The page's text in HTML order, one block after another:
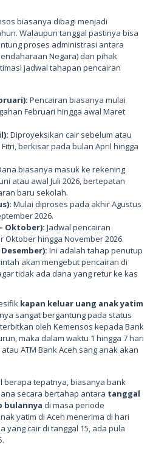
biasanya dibagi menjadi
Walaupun tanggal pastinya bisa
proses administrasi antara
Negara) dan pihak
jadwal tahapan pencairan
Pencairan biasanya mulai
Februari hingga awal Maret
Diproyeksikan cair sebelum atau
berkisar pada bulan April hingga
biasanya masuk ke rekening
atau awal Juli 2026, bertepatan
baru sekolah.
Mulai diproses pada akhir Agustus
2026.
Oktober): Jadwal pencairan
hingga November 2026.
Ini adalah tahap penutup
akan mengebut pencairan di
tidak ada dana yang retur ke kas
kapan keluar uang anak yatim
sangat bergantung pada status
oleh Kemensos kepada Bank
maka dalam waktu 1 hingga 7 hari
ATM Bank Aceh sang anak akan
berapa tepatnya, biasanya bank
secara bertahap antara tanggal
bulannya di masa periode
yatim di Aceh menerima di hari
yang cair di tanggal 15, ada pula